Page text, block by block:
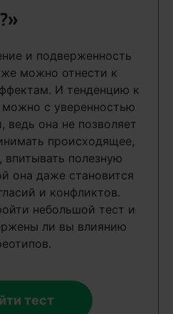
и подверженность
можно отнести к
И тенденцию к
с уверенностью
ведь она не позволяет
происходящее,
полезную
она даже становится
и конфликтов.
небольшой тест и
ли вы влиянию
тест